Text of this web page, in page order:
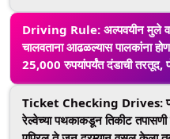
Driving Rule: अल्पवयीन मुले
चालवताना आढळल्यास पालकांना
25,000 रुपयांपर्यंत दंडाची तरतूद,
दिला इशारा
Ticket Checking Drives:
रेल्वेच्या पथकाकडून तिकीट तपासणी